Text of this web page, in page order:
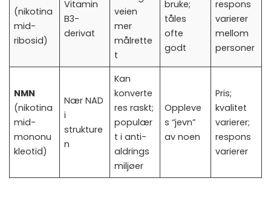
(nikotina
mid-
ribosid)
Vitamin
B3-
derivat
veien
mer
målrette
t
bruke;
tåles
ofte
godt
respons
varierer
mellom
personer
NMN
(nikotina
mid-
mononu
kleotid)
Nær NAD
i
strukture
n
Kan
konverte
res raskt;
populær
t i anti-
aldrings
miljøer
Oppleve
s “jevn”
av noen
Pris;
kvalitet
varierer;
respons
varierer